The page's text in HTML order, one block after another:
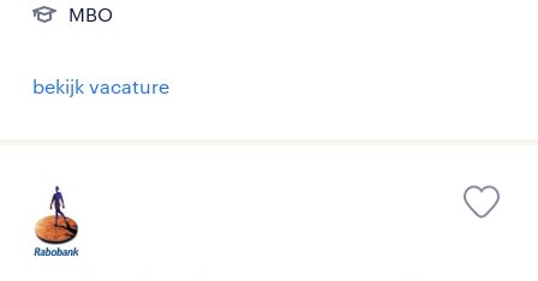
MBO
bekijk vacature